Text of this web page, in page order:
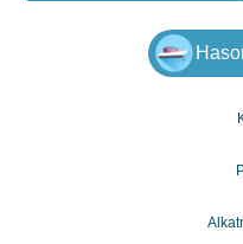
személyes hiteleire:
Sigma Hitel a
utódoknak adom